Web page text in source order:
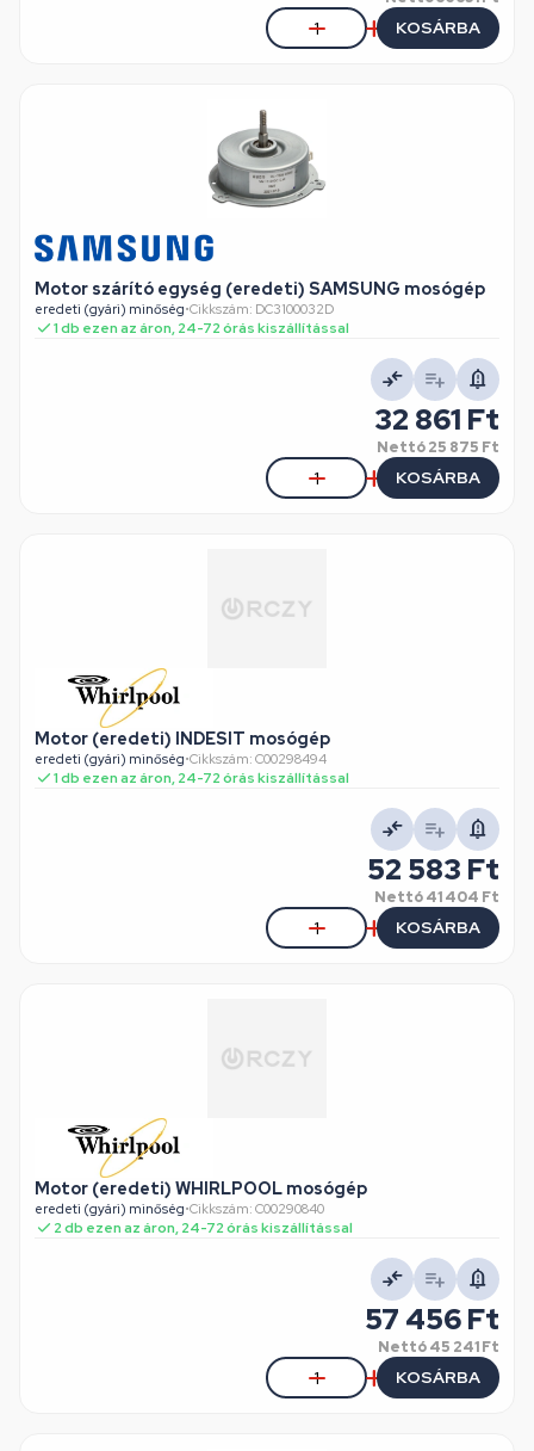
KOSÁRBA
Motor szárító egység (eredeti) SAMSUNG mosógép
eredeti (gyári) minőség•Cikkszám: DC3100032D
1 db ezen az áron, 24-72 órás kiszállítással
32 861 Ft
Nettó25 875 Ft
KOSÁRBA
Motor (eredeti) INDESIT mosógép
eredeti (gyári) minőség•Cikkszám: C00298494
1 db ezen az áron, 24-72 órás kiszállítással
52 583 Ft
Nettó41 404 Ft
KOSÁRBA
Motor (eredeti) WHIRLPOOL mosógép
eredeti (gyári) minőség•Cikkszám: C00290840
2 db ezen az áron, 24-72 órás kiszállítással
57 456 Ft
Nettó45 241 Ft
KOSÁRBA